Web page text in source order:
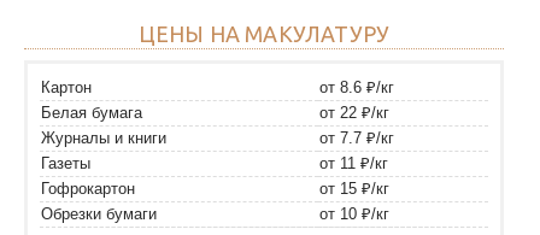
ЦЕНЫ НА МАКУЛАТУРУ
Картон
от 8.6 ₽/кг
Белая бумага
от 22 ₽/кг
Журналы и книги
от 7.7 ₽/кг
Газеты
от 11 ₽/кг
Гофрокартон
от 15 ₽/кг
Обрезки бумаги
от 10 ₽/кг